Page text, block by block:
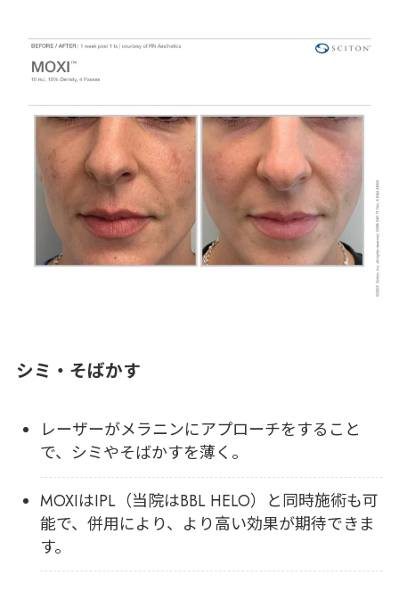
シミ・そばかす
レーザーがメラニンにアプローチをすること
で、シミやそばかすを薄く。
MOXIはIPL（当院はBBL HELO）と同時施術も可
能で、併用により、より高い効果が期待できま
す。